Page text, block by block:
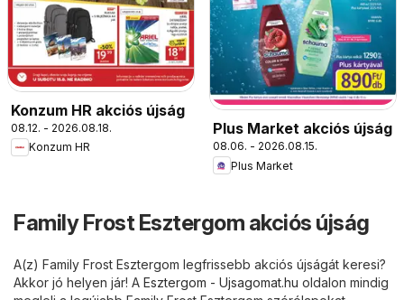
Konzum HR akciós újság
08.12. - 2026.08.18.
Konzum HR
Plus Market akciós újság
08.06. - 2026.08.15.
Plus Market
Family Frost Esztergom akciós újság
A(z) Family Frost Esztergom legfrissebb akciós újságát keresi?
Akkor jó helyen jár! A Esztergom - Ujsagomat.hu oldalon mindig